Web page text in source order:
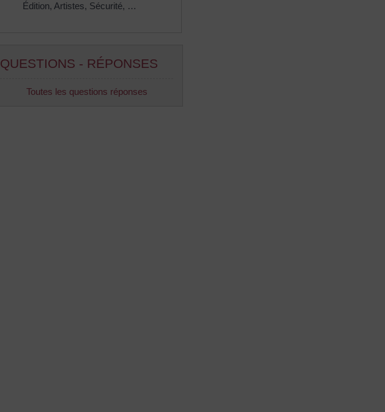
Édition, Artistes, Sécurité, …
QUESTIONS - RÉPONSES
Toutes les questions réponses